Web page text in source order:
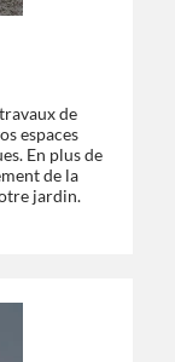
de
espaces
En plus de
de la
jardin.